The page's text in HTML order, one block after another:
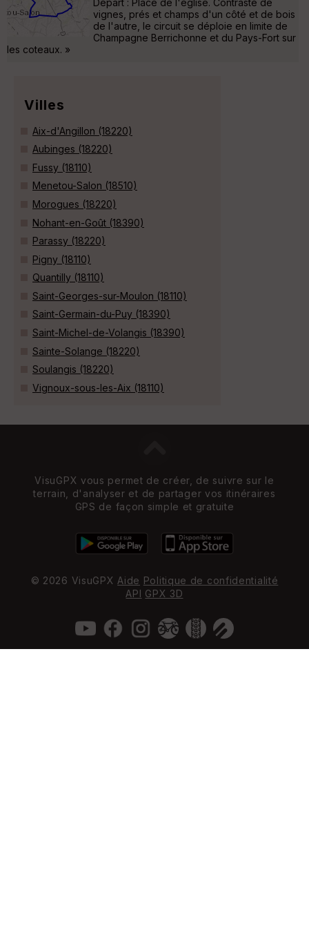
Départ : Place de l'église. Contrasté de
vignes, prés et champs d'un côté et de bois
de l'autre, le circuit se déploie en limite de
Champagne Berrichonne et du Pays-Fort sur
les coteaux. »
Villes
Aix-d'Angillon (18220)
Aubinges (18220)
Fussy (18110)
Menetou-Salon (18510)
Morogues (18220)
Nohant-en-Goût (18390)
Parassy (18220)
Pigny (18110)
Quantilly (18110)
Saint-Georges-sur-Moulon (18110)
Saint-Germain-du-Puy (18390)
Saint-Michel-de-Volangis (18390)
Sainte-Solange (18220)
Soulangis (18220)
Vignoux-sous-les-Aix (18110)
VisuGPX vous permet de créer, de suivre sur le
terrain, d'analyser et de partager vos itinéraires
GPS de façon simple et gratuite
© 2026 VisuGPX Aide Politique de confidentialité
API GPX 3D